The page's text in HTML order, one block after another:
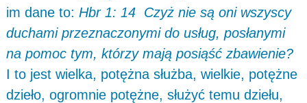
im dane to: Hbr 1: 14 Czyż nie są oni wszyscy
duchami przeznaczonymi do usług, posłanymi
na pomoc tym, którzy mają posiąść zbawienie?
I to jest wielka, potężna służba, wielkie, potężne
dzieło, ogromnie potężne, służyć temu dziełu,